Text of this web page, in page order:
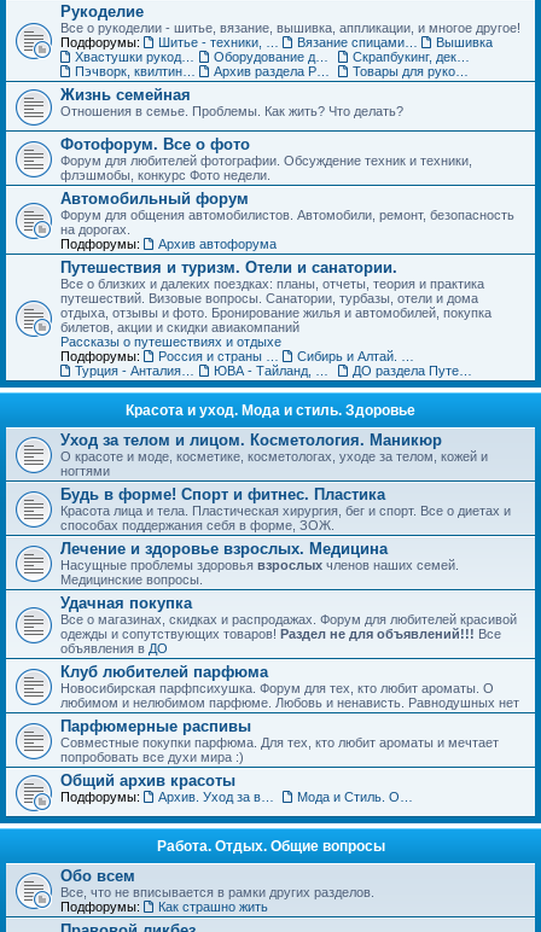
Рукоделие
Все о рукоделии - шитье, вязание, вышивка, аппликации, и многое другое!
Подфорумы:
Вышивка
Жизнь семейная
Отношения в семье. Проблемы. Как жить? Что делать?
Фотофорум. Все о фото
Форум для любителей фотографии. Обсуждение техник и техники,
флэшмобы, конкурс Фото недели.
Автомобильный форум
Форум для общения автомобилистов. Автомобили, ремонт, безопасность
на дорогах.
Подфорумы:
Архив автофорума
Путешествия и туризм. Отели и санатории.
Все о близких и далеких поездках: планы, отчеты, теория и практика
путешествий. Визовые вопросы. Санатории, турбазы, отели и дома
отдыха, отзывы и фото. Бронирование жилья и автомобилей, покупка
билетов, акции и скидки авиакомпаний
Рассказы о путешествиях и отдыхе
Подфорумы:
Красота и уход. Мода и стиль. Здоровье
Уход за телом и лицом. Косметология. Маникюр
О красоте и моде, косметике, косметологах, уходе за телом, кожей и
ногтями
Будь в форме! Спорт и фитнес. Пластика
Красота лица и тела. Пластическая хирургия, бег и спорт. Все о диетах и
способах поддержания себя в форме, ЗОЖ.
Лечение и здоровье взрослых. Медицина
Насущные проблемы здоровья взрослых членов наших семей.
Медицинские вопросы.
Удачная покупка
Все о магазинах, скидках и распродажах. Форум для любителей красивой
одежды и сопутствующих товаров! Раздел не для объявлений!!! Все
объявления в ДО
Клуб любителей парфюма
Новосибирская парфпсихушка. Форум для тех, кто любит ароматы. О
любимом и нелюбимом парфюме. Любовь и ненависть. Равнодушных нет
Парфюмерные распивы
Совместные покупки парфюма. Для тех, кто любит ароматы и мечтает
попробовать все духи мира :)
Общий архив красоты
Подфорумы:
Работа. Отдых. Общие вопросы
Обо всем
Все, что не вписывается в рамки других разделов.
Подфорумы:
Как страшно жить